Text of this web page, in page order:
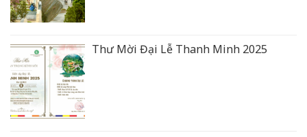
Thư Mời Đại Lễ Thanh Minh 2025